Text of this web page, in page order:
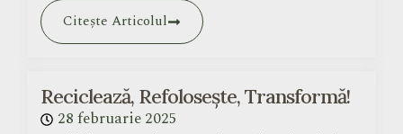
Citește Articolul
Reciclează, Refolosește, Transformă!
28 februarie 2025